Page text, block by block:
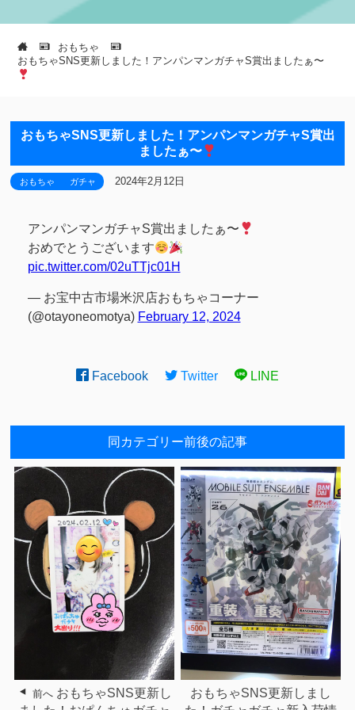
おもちゃ
おもちゃSNS更新しました！アンパンマンガチャS賞出ましたぁ〜
おもちゃSNS更新しました！アンパンマンガチャS賞出
ましたぁ〜
おもちゃ ガチャ 2024年2月12日
アンパンマンガチャS賞出ましたぁ〜
おめでとうございます
pic.twitter.com/02uTTjc01H
— お宝中古市場米沢店おもちゃコーナー
(@otayoneomotya) February 12, 2024
Facebook Twitter LINE
同カテゴリー前後の記事
前へ おもちゃSNS更新し
おもちゃSNS更新しまし